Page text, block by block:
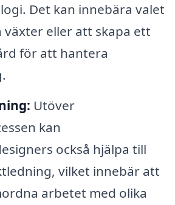
Det kan innebära valet
växter eller att skapa ett
för att hantera
Utöver
kan
också hjälpa till
vilket innebär att
arbetet med olika